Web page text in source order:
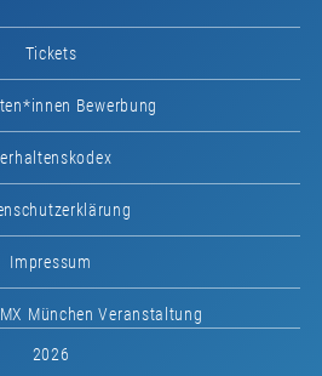
Tickets
Bewerbung
Impressum
München Veranstaltung
2026